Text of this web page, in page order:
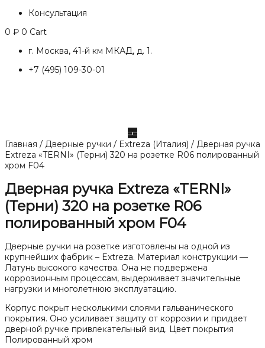
Консультация
0 ₽ 0 Cart
г. Москва, 41-й км МКАД, д. 1.
+7 (495) 109-30-01
Главная / Дверные ручки / Extreza (Италия) / Дверная ручка
Extreza «TERNI» (Терни) 320 на розетке R06 полированный
хром F04
Дверная ручка Extreza «TERNI»
(Терни) 320 на розетке R06
полированный хром F04
Дверные ручки на розетке изготовлены на одной из
крупнейших фабрик – Extreza. Материал конструкции —
Латунь высокого качества. Она не подвержена
коррозионным процессам, выдерживает значительные
нагрузки и многолетнюю эксплуатацию.
Корпус покрыт несколькими слоями гальванического
покрытия. Оно усиливает защиту от коррозии и придает
дверной ручке привлекательный вид. Цвет покрытия
Полированный хром